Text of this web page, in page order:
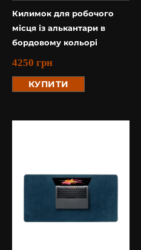
Килимок для робочого
місця із алькантари в
бордовому кольорі
4250 грн
КУПИТИ